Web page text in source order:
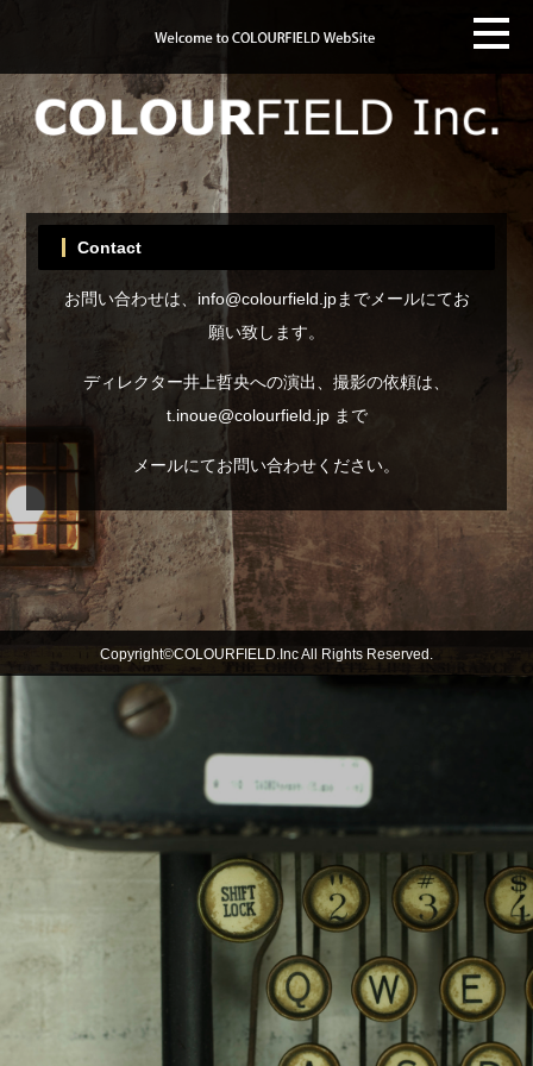
Contact
お問い合わせは、info@colourfield.jpまでメールにてお
願い致します。
ディレクター井上哲央への演出、撮影の依頼は、
t.inoue@colourfield.jp まで
メールにてお問い合わせください。
Copyright©COLOURFIELD.Inc All Rights Reserved.